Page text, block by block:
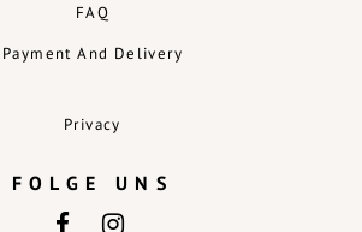
FAQ
Payment And Delivery
Privacy
FOLGE UNS